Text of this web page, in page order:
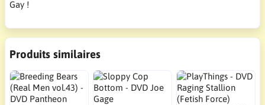
Gay !
Produits similaires